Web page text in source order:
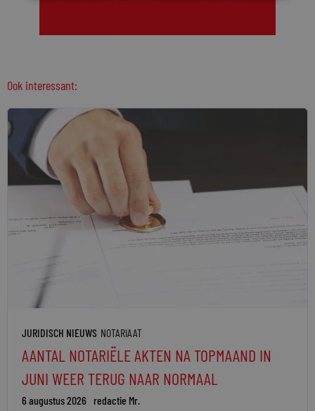
Ook interessant:
JURIDISCH NIEUWS NOTARIAAT
AANTAL NOTARIËLE AKTEN NA TOPMAAND IN
JUNI WEER TERUG NAAR NORMAAL
6 augustus 2026 redactie Mr.